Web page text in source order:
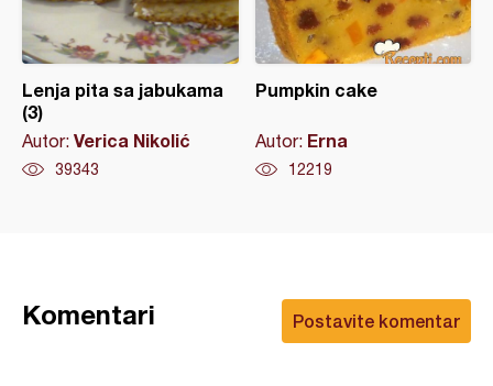
Lenja pita sa jabukama
(3)
Autor: Verica Nikolić
39343
Pumpkin cake
Autor: Erna
12219
Postavite komentar
Komentari